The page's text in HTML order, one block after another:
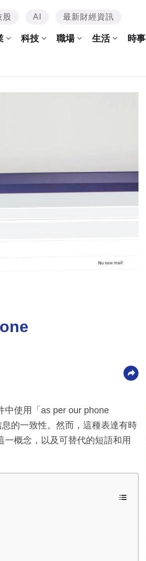
股 AI 最新財經資訊
科技 職場 生活 時事
中使用「as per our phone
的一致性。然而，這種表達有時
概念，以及可替代的短語和用